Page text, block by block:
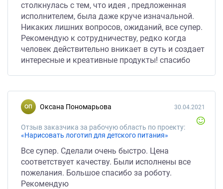
столкнулась с тем, что идея , предложенная
исполнителем, была даже круче изначальной.
Никаких лишних вопросов, ожиданий, все супер.
Рекомендую к сотрудничеству, редко когда
человек действительно вникает в суть и создает
интересные и креативные продукты! спасибо
Оксана Пономарьова
Отзыв заказчика за рабочую область по проекту:
«Нарисовать логотип для детского питания»
30.04.2021
Все супер. Сделали очень быстро. Цена
соответствует качеству. Были исполнены все
пожелания. Большое спасибо за роботу.
Рекомендую